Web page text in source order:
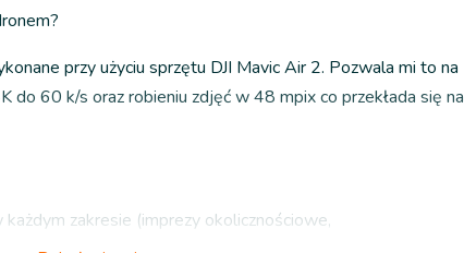
przy użyciu sprzętu DJI Mavic Air 2. Pozwala mi to na
do 60 k/s oraz robieniu zdjęć w 48 mpix co przekłada się na
zakresie (imprezy okolicznościowe,